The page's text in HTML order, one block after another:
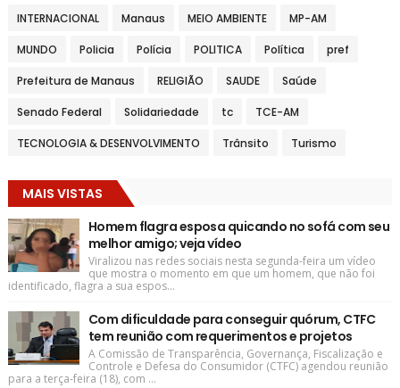
INTERNACIONAL Manaus MEIO AMBIENTE MP-AM
MUNDO Policia Polícia POLITICA Política pref
Prefeitura de Manaus RELIGIÃO SAUDE Saúde
Senado Federal Solidariedade tc TCE-AM
TECNOLOGIA & DESENVOLVIMENTO Trânsito Turismo
MAIS VISTAS
Homem flagra esposa quicando no sofá com seu
melhor amigo; veja vídeo
Viralizou nas redes sociais nesta segunda-feira um vídeo
que mostra o momento em que um homem, que não foi
identificado, flagra a sua espos...
Com dificuldade para conseguir quórum, CTFC
tem reunião com requerimentos e projetos
A Comissão de Transparência, Governança, Fiscalização e
Controle e Defesa do Consumidor (CTFC) agendou reunião
para a terça-feira (18), com ...